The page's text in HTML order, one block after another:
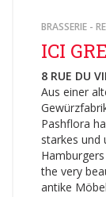
BRASSERIE -
ICI
8 RUE DU
Aus einer
Pashflora
starkes und
the very
antike